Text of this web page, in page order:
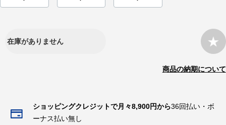
在庫がありません
商品の納期について
ショッピングクレジットで月々8,900円から36回払い・ボ
ーナス払い無し